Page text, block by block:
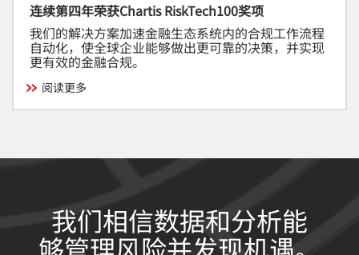
连续第四年荣获Chartis RiskTech100奖项
我们的解决方案加速金融生态系统内的合规工作流程
自动化，使全球企业能够做出更可靠的决策，并实现
更有效的金融合规。
阅读更多
我们相信数据和分析能